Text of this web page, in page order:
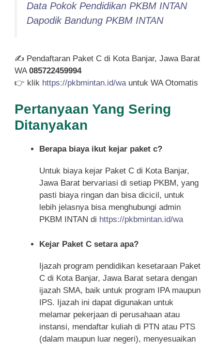
Data Pokok Pendidikan PKBM INTAN
Dapodik Bandung PKBM INTAN
✍ Pendaftaran Paket C di Kota Banjar, Jawa Barat
WA 085722459994
👉 klik https://pkbmintan.id/wa untuk WA Otomatis
Pertanyaan Yang Sering
Ditanyakan
Berapa biaya ikut kejar paket c?
Untuk biaya kejar Paket C di Kota Banjar,
Jawa Barat bervariasi di setiap PKBM, yang
pasti biaya ringan dan bisa dicicil, untuk
lebih jelasnya bisa menghubungi admin
PKBM INTAN di https://pkbmintan.id/wa
Kejar Paket C setara apa?
Ijazah program pendidikan kesetaraan Paket
C di Kota Banjar, Jawa Barat setara dengan
ijazah SMA, baik untuk program IPA maupun
IPS. Ijazah ini dapat digunakan untuk
melamar pekerjaan di perusahaan atau
instansi, mendaftar kuliah di PTN atau PTS
(dalam maupun luar negeri), menyesuaikan